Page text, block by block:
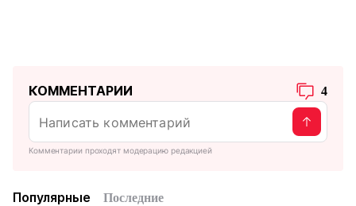
КОММЕНТАРИИ 4
Комментарии проходят модерацию редакцией
Популярные Последние